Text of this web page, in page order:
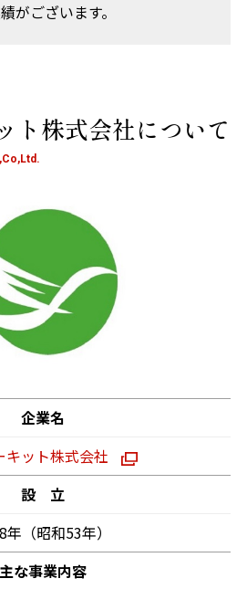
がございます。
ト株式会社について
企業名
キット株式会社
設 立
年（昭和53年）
主な事業内容